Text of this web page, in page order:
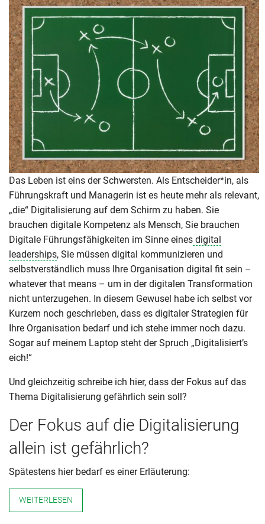
Das Leben ist eins der Schwersten. Als Entscheider*in, als
Führungskraft und Managerin ist es heute mehr als relevant,
„die“ Digitalisierung auf dem Schirm zu haben. Sie
brauchen digitale Kompetenz als Mensch, Sie brauchen
Digitale Führungsfähigkeiten im Sinne eines digital
leaderships, Sie müssen digital kommunizieren und
selbstverständlich muss Ihre Organisation digital fit sein –
whatever that means – um in der digitalen Transformation
nicht unterzugehen. In diesem Gewusel habe ich selbst vor
Kurzem noch geschrieben, dass es digitaler Strategien für
Ihre Organisation bedarf und ich stehe immer noch dazu.
Sogar auf meinem Laptop steht der Spruch „Digitalisiert’s
eich!“
Und gleichzeitig schreibe ich hier, dass der Fokus auf das
Thema Digitalisierung gefährlich sein soll?
Der Fokus auf die Digitalisierung
allein ist gefährlich?
Spätestens hier bedarf es einer Erläuterung:
WEITERLESEN